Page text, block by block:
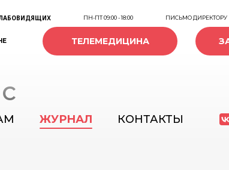
ПН-ПТ 09:00 - 18:00 ПИСЬМО ДИРЕКТОРУ
ТЕЛЕМЕДИЦИНА
ЖУРНАЛ КОНТАКТЫ